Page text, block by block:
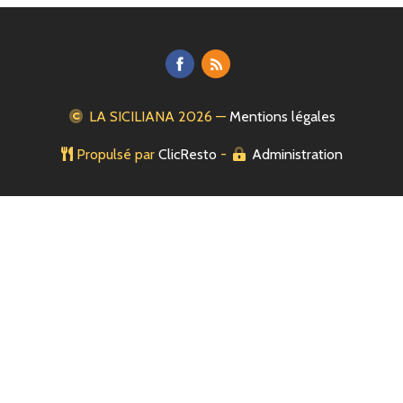
LA SICILIANA 2026 — Mentions légales
Propulsé par ClicResto - Administration